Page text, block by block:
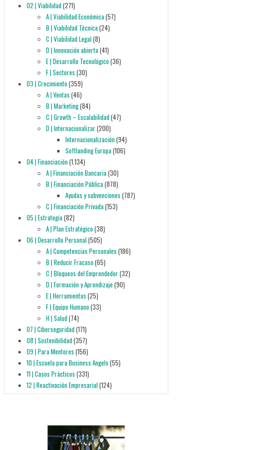
02 | Viabilidad(271)
A | Viabilidad Económica(57)
B | Viabilidad Técnica(24)
C | Viabilidad Legal(8)
D | Innovación abierta(41)
E | Desarrollo Tecnológico(36)
F | Sectores (30)
03 | Crecimiento(359)
A | Ventas (46)
B | Marketing(84)
C | Growth – Escalabilidad(47)
D | Internacionalizar(200)
Internacionalización(94)
Softlanding Europa(106)
04 | Financiación(1.134)
A | Financiación Bancaria(30)
B | Financiación Pública(878)
Ayudas y subvenciones (787)
C | Financiación Privada(153)
05 | Estrategia(82)
A | Plan Estratégico(38)
06 | Desarrollo Personal(505)
A | Competencias Personales (186)
B | Reducir Fracaso(65)
C | Bloqueos del Emprendedor(32)
D | Formación y Aprendizaje (90)
E | Herramientas (25)
F | Equipo Humano(33)
H | Salud(74)
07 | Ciberseguridad(171)
08 | Sostenibilidad(357)
09 | Para Mentores (156)
10 | Escuela para Business Angels (55)
11 | Casos Prácticos (331)
12 | Reactivación Empresarial(124)